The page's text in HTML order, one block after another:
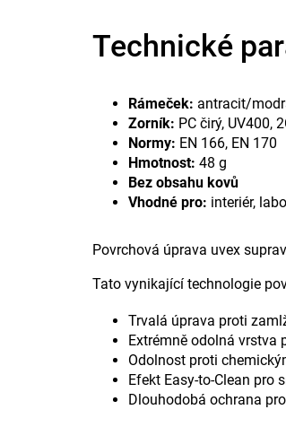
Technické
Rámeček: antracit/
Zorník: PC čirý, UV400,
Normy: EN 166, EN 170
Hmotnost: 48 g
Bez obsahu kovů
Vhodné pro: interiér,
Povrchová úprava uvex
Tato vynikající technologie
Trvalá úprava proti
Extrémně odolná vrstva
Odolnost proti
Efekt Easy-to-Clean pro
Dlouhodobá ochrana